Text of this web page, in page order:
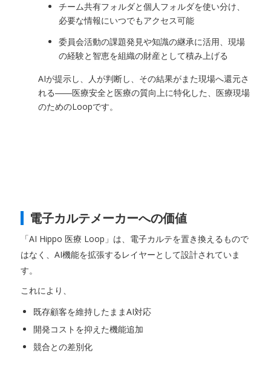
チーム共有フォルダと個人フォルダを使い分け、
必要な情報にいつでもアクセス可能
委員会活動の課題発見や知識の継承に活用、現場
の経験と智恵を組織の財産として積み上げる
AIが提示し、人が判断し、その結果がまた現場へ還元さ
れる――医療安全と医療の質向上に特化した、医療現場
のためのLoopです。
電子カルテメーカーへの価値
「AI Hippo 医療 Loop」は、電子カルテを置き換えるもので
はなく、AI機能を拡張するレイヤーとして設計されていま
す。
これにより、
既存顧客を維持したままAI対応
開発コストを抑えた機能追加
競合との差別化